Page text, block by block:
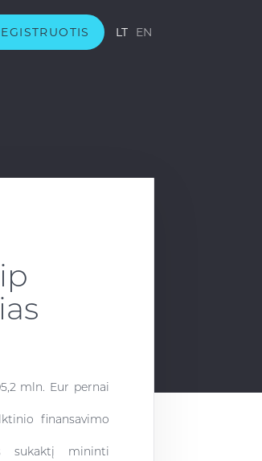
LT EN
mln. Eur pernai
finansavimo
sukaktį mininti